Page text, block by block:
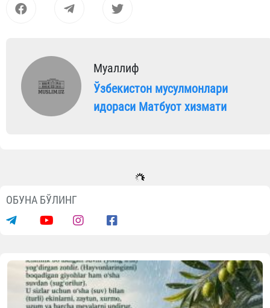
Муаллиф
Ўзбекистон мусулмонлари
идораси Матбуот хизмати
ОБУНА БЎЛИНГ